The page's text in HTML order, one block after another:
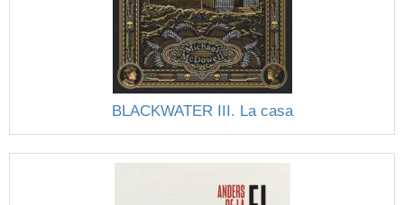
BLACKWATER III. La casa